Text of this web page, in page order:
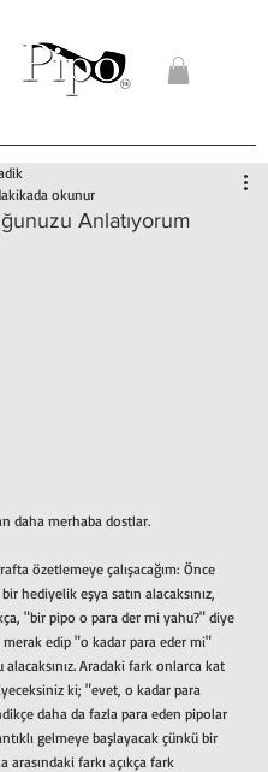
Anlatıyorum
okunur
daha merhaba dostlar.
özetlemeye çalışacağım: Önce
hediyelik eşya satın alacaksınız,
"bir pipo o para der mi yahu?" diye
merak edip "o kadar para eder mi"
Aradaki fark onlarca kat
ki; "evet, o kadar para
daha da fazla para eden pipolar
gelmeye başlayacak çünkü bir
arasındaki farkı açıkça fark